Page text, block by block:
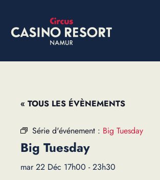
« TOUS LES ÉVÈNEMENTS
Série d'événement : Big Tuesday
Big Tuesday
mar 22 Déc 17h00 -23h30